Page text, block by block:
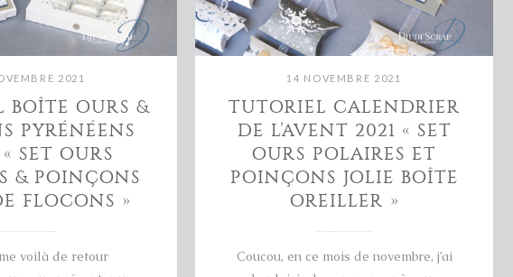
2021
BOÎTE OURS &
PYRÉNÉENS
SET OURS
& POINÇONS
FLOCONS »
voilà de retour
14 NOVEMBRE 2021
TUTORIEL CALENDRIER
DE L’AVENT 2021 « SET
OURS POLAIRES ET
POINÇONS JOLIE BOÎTE
OREILLER »
Coucou, en ce mois de novembre, j’ai